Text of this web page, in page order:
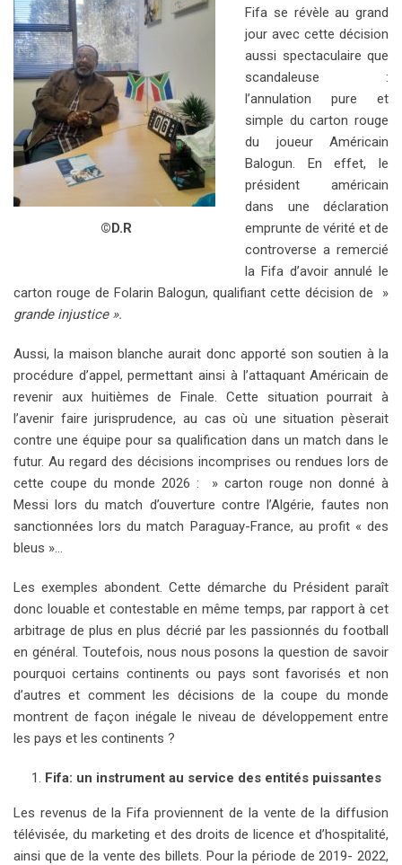
©D.R
Fifa se révèle au grand
jour avec cette décision
aussi spectaculaire que
scandaleuse :
l’annulation pure et
simple du carton rouge
du joueur Américain
Balogun. En effet, le
président américain
dans une déclaration
emprunte de vérité et de
controverse a remercié
la Fifa d’avoir annulé le
carton rouge de Folarin Balogun, qualifiant cette décision de »
grande injustice ».
Aussi, la maison blanche aurait donc apporté son soutien à la
procédure d’appel, permettant ainsi à l’attaquant Américain de
revenir aux huitièmes de Finale. Cette situation pourrait à
l’avenir faire jurisprudence, au cas où une situation pèserait
contre une équipe pour sa qualification dans un match dans le
futur. Au regard des décisions incomprises ou rendues lors de
cette coupe du monde 2026 : » carton rouge non donné à
Messi lors du match d’ouverture contre l’Algérie, fautes non
sanctionnées lors du match Paraguay-France, au profit « des
bleus »…
Les exemples abondent. Cette démarche du Président paraît
donc louable et contestable en même temps, par rapport à cet
arbitrage de plus en plus décrié par les passionnés du football
en général. Toutefois, nous nous posons la question de savoir
pourquoi certains continents ou pays sont favorisés et non
d’autres et comment les décisions de la coupe du monde
montrent de façon inégale le niveau de développement entre
les pays et les continents ?
Fifa: un instrument au service des entités puissantes
Les revenus de la Fifa proviennent de la vente de la diffusion
télévisée, du marketing et des droits de licence et d’hospitalité,
ainsi que de la vente des billets. Pour la période de 2019- 2022,